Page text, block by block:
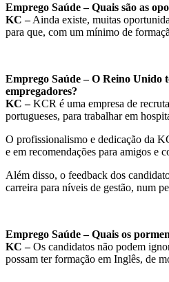
Emprego Saúde – Quais são as
KC –Ainda existe, muitas
para que, com um mínimo de
Emprego Saúde – O Reino Unido
empregadores?
KC –KCR é uma empresa de
portugueses, para trabalhar em
O profissionalismo e dedicação da
e em recomendações para amigos e
Além disso, o feedback dos
carreira para níveis de gestão, num
Emprego Saúde – Quais os
KC –Os candidatos não podem
possam ter formação em Inglês, de